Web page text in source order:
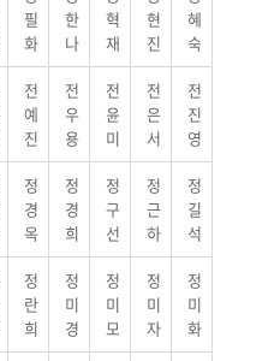
필
화
한
나
혁
재
현
진
혜
숙
전
예
진
전
우
용
전
윤
미
전
은
서
전
진
영
정
경
옥
정
경
희
정
구
선
정
근
하
정
길
석
정
란
희
정
미
경
정
미
모
정
미
자
정
미
화